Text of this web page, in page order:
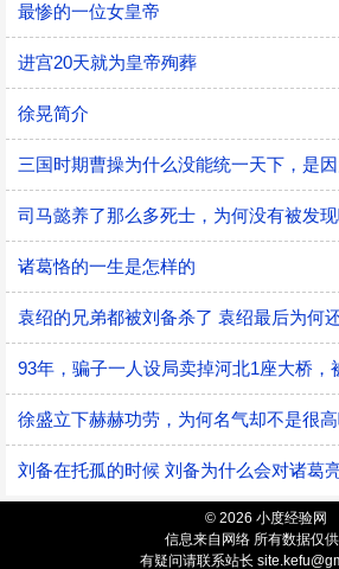
最惨的一位女皇帝
进宫20天就为皇帝殉葬
徐晃简介
司马懿养了那么多死士，为何没有被发现
诸葛恪的一生是怎样的
袁绍的兄弟都被刘备杀了 袁绍最后为何
徐盛立下赫赫功劳，为何名气却不是很
刘备在托孤的时候 刘备为什么会对诸葛
© 2026 小度经验网
信息来自网络 所有数据仅
有疑问请联系站长